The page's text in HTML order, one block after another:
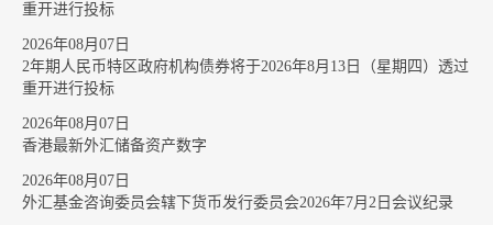
重开进行投标
2026年08月07日
2年期人民币特区政府机构债券将于2026年8月13日（星期四）透过
重开进行投标
2026年08月07日
香港最新外汇储备资产数字
2026年08月07日
外汇基金咨询委员会辖下货币发行委员会2026年7月2日会议纪录